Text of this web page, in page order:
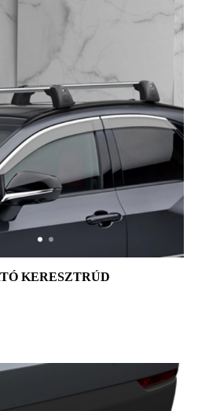
KERESZTRÚD